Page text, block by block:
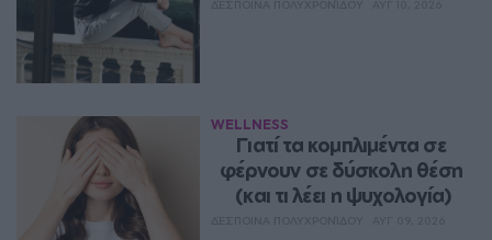
WELLNESS
Γιατί τα κομπλιμέντα σε
φέρνουν σε δύσκολη θέση
(και τι λέει η ψυχολογία)